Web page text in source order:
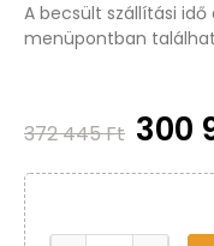
A becsült szállítási idő
menüpontban
372 445 Ft 300